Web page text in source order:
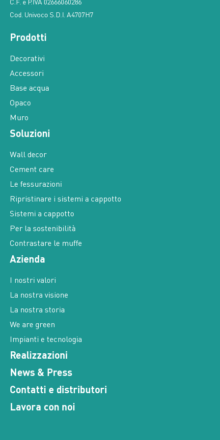
C.F. e P.IVA 02666060286
Cod. Univoco S.D.I. A4707H7
Prodotti
Decorativi
Accessori
Base acqua
Opaco
Muro
Soluzioni
Wall decor
Cement care
Le fessurazioni
Ripristinare i sistemi a cappotto
Sistemi a cappotto
Per la sostenibilità
Contrastare le muffe
Azienda
I nostri valori
La nostra visione
La nostra storia
We are green
Impianti e tecnologia
Realizzazioni
News & Press
Contatti e distributori
Lavora con noi